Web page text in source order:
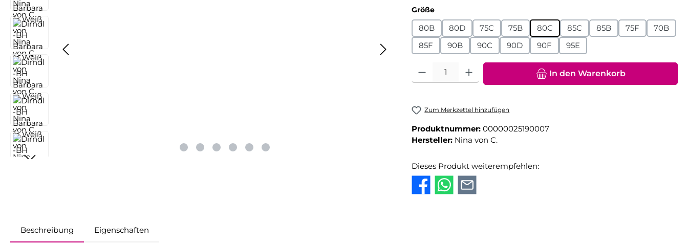
Größeauswählen
80B 80D 75C 75B 80C 85C 85B 75F
70B
85F
90B 90C 90D 90F 95E
Produkt Anzahl: Gib den gewünschten Wert ein oder benutze die
In den Warenkorb
Zum Merkzettel hinzufügen
Produktnummer: 00000025190007
Hersteller: Nina von C.
Dieses Produkt weiterempfehlen:
Beschreibung Eigenschaften